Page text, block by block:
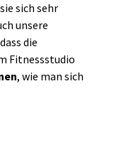
sich sehr
unsere
die
Fitnessstudio
, wie man sich